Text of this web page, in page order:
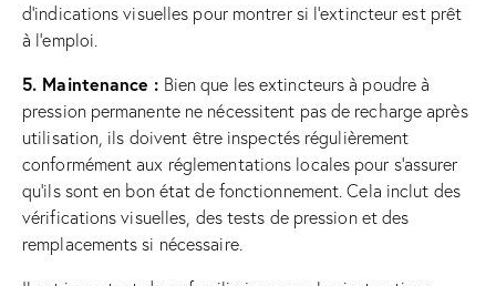
d’indications visuelles pour montrer si l’extincteur est prêt
à l’emploi.
5. Maintenance : Bien que les extincteurs à poudre à
pression permanente ne nécessitent pas de recharge après
utilisation, ils doivent être inspectés régulièrement
conformément aux réglementations locales pour s’assurer
qu’ils sont en bon état de fonctionnement. Cela inclut des
vérifications visuelles, des tests de pression et des
remplacements si nécessaire.